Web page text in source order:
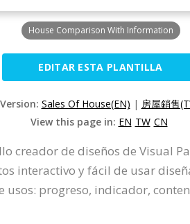
House Comparison With Information
EDITAR ESTA PLANTILLA
Sales Of House(EN) | 房屋銷售
View this page in: EN TW CN
creador de diseños de Visual
interactivo y fácil de usar
progreso, indicador,